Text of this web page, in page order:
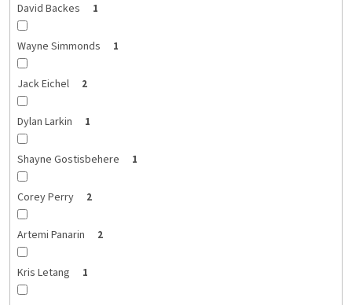
David Backes 1
Wayne Simmonds 1
Jack Eichel 2
Dylan Larkin 1
Shayne Gostisbehere 1
Corey Perry 2
Artemi Panarin 2
Kris Letang 1